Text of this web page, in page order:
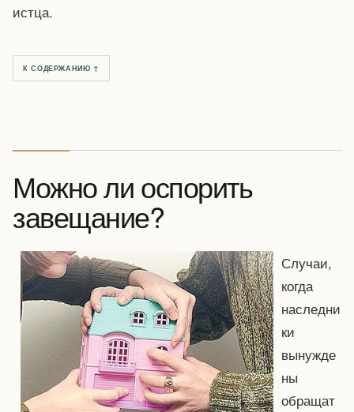
истца.
К СОДЕРЖАНИЮ ↑
Можно ли оспорить
завещание?
Случаи,
когда
наследни
ки
вынужде
ны
обращат